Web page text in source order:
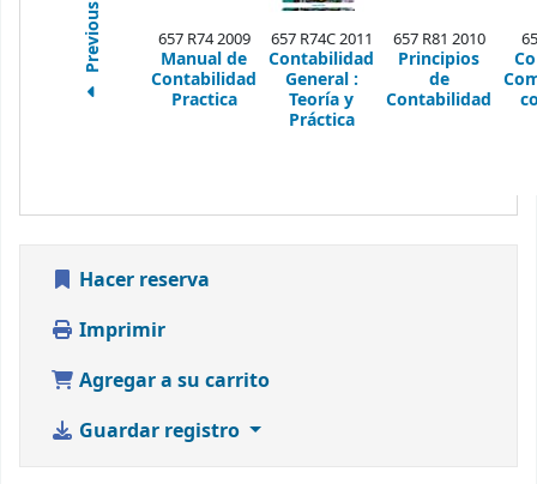
Previous 657 R74 2009
Manual de
Contabilidad
Practica
657 R74C 2011
Contabilidad
General :
Teoría y
Práctica
657 R81 2010
Principios
de
Contabilidad
Hacer reserva
Imprimir
Agregar a su carrito
Guardar registro